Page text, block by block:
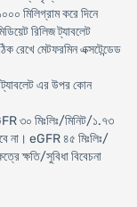
মিলিগ্রাম করে দিনে
রিলিজ ট্যাবলেট
রেখে মেটফরমিন এক্সটেন্ডেড
ট্যাবলেট এর উপর কোন
৩০ মিঃলিঃ/মিনিট/১.৭৩
না। eGFR ৪৫ মিঃলিঃ/
ক্ষতি/সুবিধা বিবেচনা